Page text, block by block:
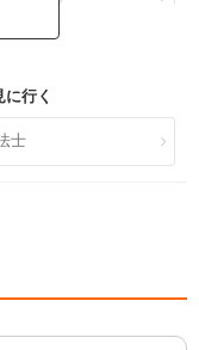
み 4
完備 8
行く
士